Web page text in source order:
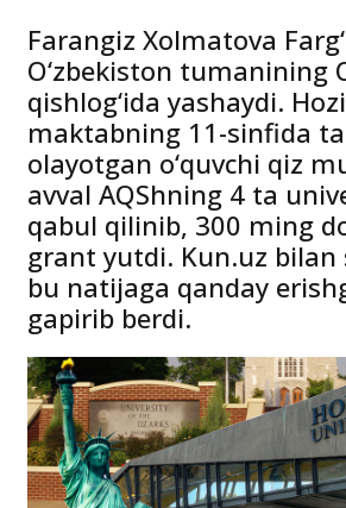
Farangiz Xolmatova
O‘zbekiston tumanining
qishlog‘ida yashaydi.
maktabning 11-sinfida
olayotgan o‘quvchi qiz
avval AQShning 4 ta
qabul qilinib, 300 ming
grant yutdi. Kun.uz bilan
bu natijaga qanday
gapirib berdi.